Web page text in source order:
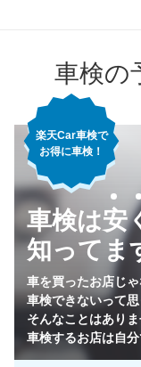
関
東
神奈川県
千葉県
埼玉県
茨城県
栃木県
群馬県
山梨県
車検の
楽天Car車検で
お得に車検！
車検は安
知ってま
車を買ったお店じゃ
車検できないって
そんなことはありま
車検するお店は自